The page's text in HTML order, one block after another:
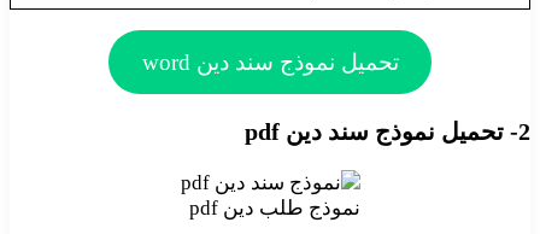
تحميل نموذج سند دين word
2- تحميل نموذج سند دين pdf
نموذج طلب دين pdf